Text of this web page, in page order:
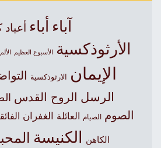
آباءأباء أعياد
الأرثوذكسية الأسبوع العظيم الألم
الإيمان الارثوذكسية التواضع
الرسل الروح القدس
الصوم الصيام العائلة الغفران
الكاهن الكنيسةالمحبة